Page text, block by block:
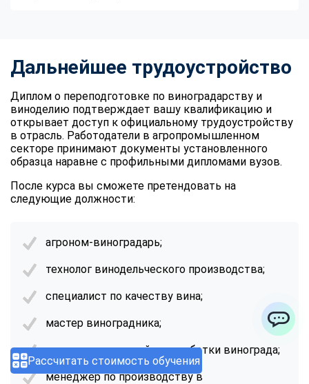
Рассчитать стоимость обучения
Дальнейшее трудоустройство
Диплом о переподготовке по виноградарству и
виноделию подтверждает вашу квалификацию и
открывает доступ к официальному трудоустройству
в отрасль. Работодатели в агропромышленном
секторе принимают документы установленного
образца наравне с профильными дипломами вузов.
После курса вы сможете претендовать на
следующие должности:
агроном-виноградарь;
технолог винодельческого производства;
специалист по качеству вина;
мастер виноградника;
технолог первичной переработки винограда;
менеджер по производству в